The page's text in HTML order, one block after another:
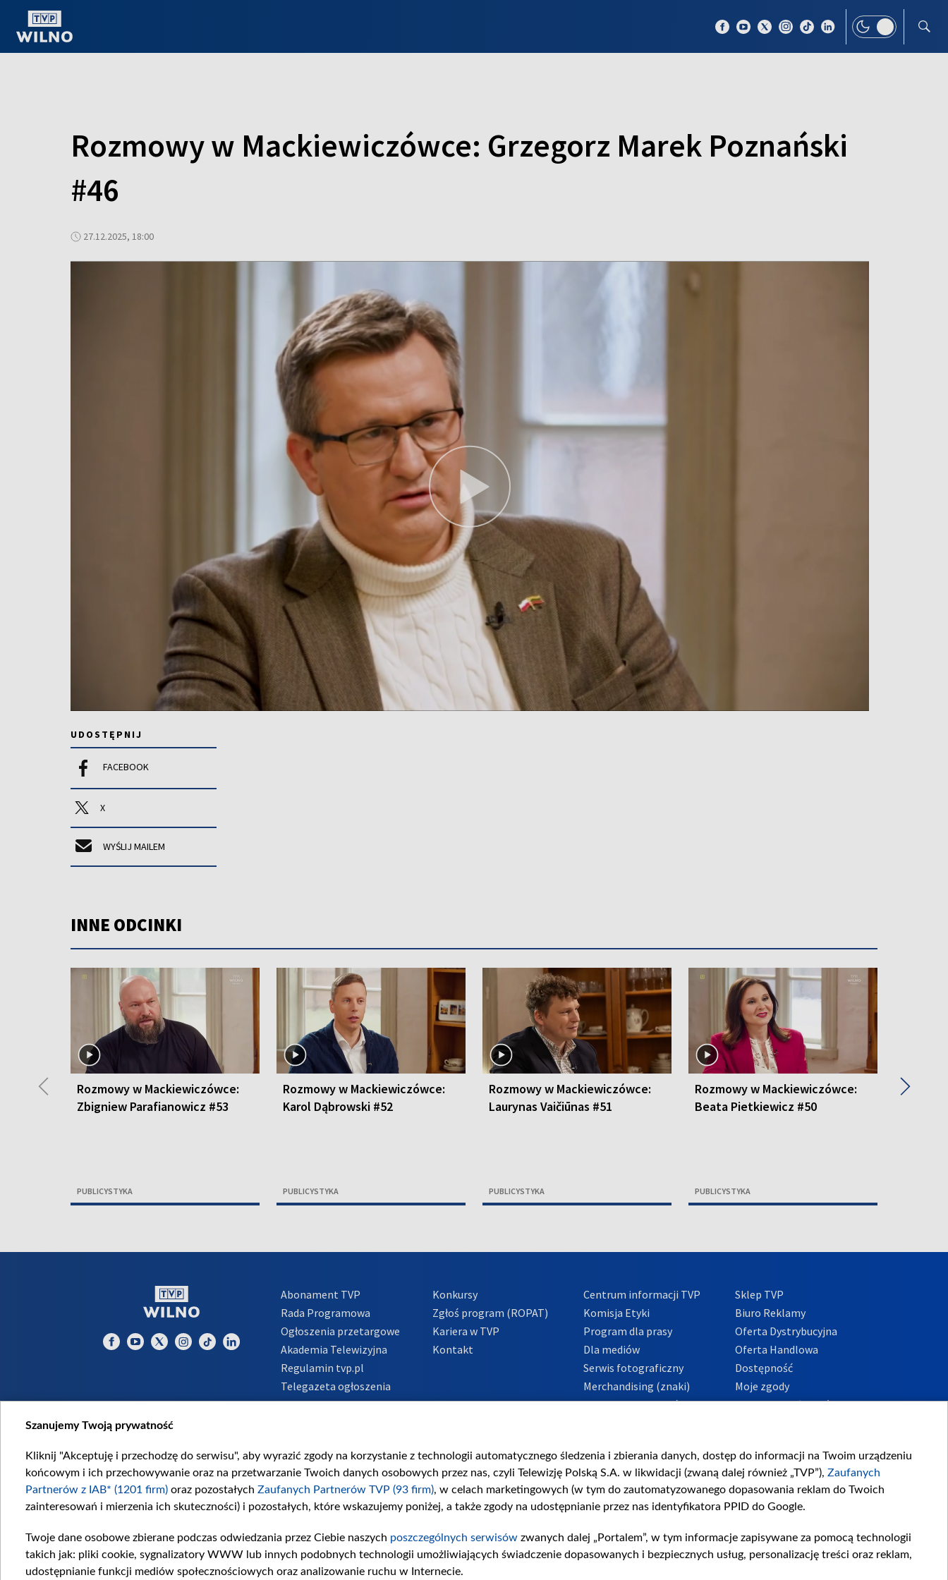
Rozmowy w Mackiewiczówce: Grzegorz Marek Poznański
#46
27.12.2025, 18:00
UDOSTĘPNIJ
FACEBOOK
X
WYŚLIJ MAILEM
INNE ODCINKI
Rozmowy w Mackiewiczówce:
Zbigniew Parafianowicz #53
PUBLICYSTYKA
Rozmowy w Mackiewiczówce:
Karol Dąbrowski #52
PUBLICYSTYKA
Rozmowy w Mackiewiczówce:
Laurynas Vaičiūnas #51
PUBLICYSTYKA
Rozmowy w Mackiewiczówce:
Beata Pietkiewicz #50
PUBLICYSTYKA
◀ ▶
Abonament TVP
Rada Programowa
Ogłoszenia przetargowe
Akademia Telewizyjna
Regulamin tvp.pl
Telegazeta ogłoszenia
Informacje o nadawcy
Konkursy
Zgłoś program (ROPAT)
Kariera w TVP
Kontakt
Centrum informacji TVP
Komisja Etyki
Program dla prasy
Dla mediów
Serwis fotograficzny
Merchandising (znaki)
Polityka Prywatności
Sklep TVP
Biuro Reklamy
Oferta Dystrybucyjna
Oferta Handlowa
Dostępność
Moje zgody
Procedura zgłoszeń
Szanujemy Twoją prywatność
Kliknij "Akceptuję i przechodzę do serwisu", aby wyrazić zgody na korzystanie z technologii automatycznego śledzenia i zbierania danych, dostęp do informacji na Twoim urządzeniu
końcowym i ich przechowywanie oraz na przetwarzanie Twoich danych osobowych przez nas, czyli Telewizję Polską S.A. w likwidacji (zwaną dalej również „TVP”), Zaufanych
Partnerów z IAB* (1201 firm) oraz pozostałych Zaufanych Partnerów TVP (93 firm), w celach marketingowych (w tym do zautomatyzowanego dopasowania reklam do Twoich
zainteresowań i mierzenia ich skuteczności) i pozostałych, które wskazujemy poniżej, a także zgody na udostępnianie przez nas identyfikatora PPID do Google.
Twoje dane osobowe zbierane podczas odwiedzania przez Ciebie naszych poszczególnych serwisów zwanych dalej „Portalem”, w tym informacje zapisywane za pomocą technologii
takich jak: pliki cookie, sygnalizatory WWW lub innych podobnych technologii umożliwiających świadczenie dopasowanych i bezpiecznych usług, personalizację treści oraz reklam,
udostępnianie funkcji mediów społecznościowych oraz analizowanie ruchu w Internecie.